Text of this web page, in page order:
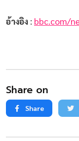
อ้างอิง : bbc.com/
Share on
Share